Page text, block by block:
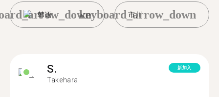
韩语 市川
keyboard_arrow_down
S.
Takehara
新加入